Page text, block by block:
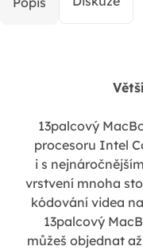
13palcový
procesoru Intel
i s
vrstvení mnoha
kódování videa
13palcový
můžeš objednat